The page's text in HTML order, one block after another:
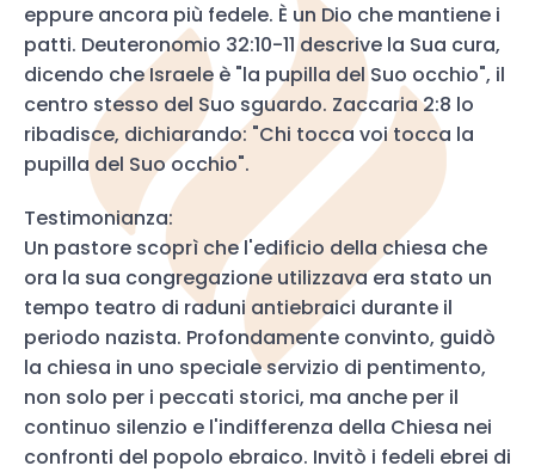
eppure ancora più fedele. È un Dio che mantiene i
patti. Deuteronomio 32:10-11 descrive la Sua cura,
dicendo che Israele è "la pupilla del Suo occhio", il
centro stesso del Suo sguardo. Zaccaria 2:8 lo
ribadisce, dichiarando: "Chi tocca voi tocca la
pupilla del Suo occhio".
Testimonianza:
Un pastore scoprì che l'edificio della chiesa che
ora la sua congregazione utilizzava era stato un
tempo teatro di raduni antiebraici durante il
periodo nazista. Profondamente convinto, guidò
la chiesa in uno speciale servizio di pentimento,
non solo per i peccati storici, ma anche per il
continuo silenzio e l'indifferenza della Chiesa nei
confronti del popolo ebraico. Invitò i fedeli ebrei di